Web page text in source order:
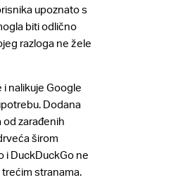
upoznato s
biti odlično
razloga ne žele
i nalikuje Google
Dodana
zarađenih
širom
i DuckDuckGo ne
stranama.